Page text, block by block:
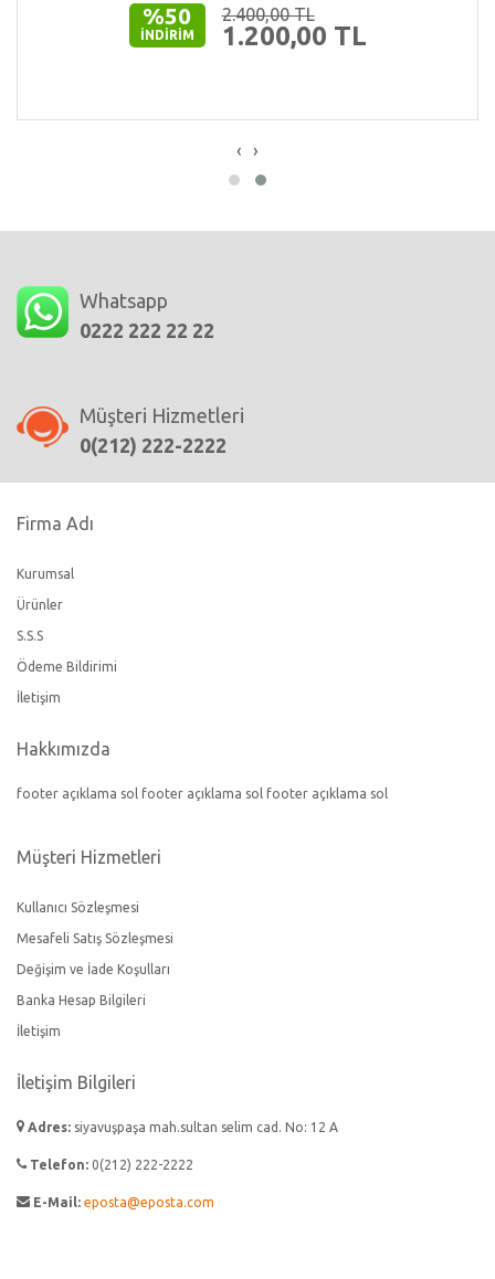
%50
İNDIRIM
2.400,00 TL
1.200,00 TL
‹ ›
Whatsapp
0222 222 22 22
Müşteri Hizmetleri
0(212) 222-2222
Firma Adı
Kurumsal
Ürünler
S.S.S
Ödeme Bildirimi
İletişim
Hakkımızda
footer açıklama sol footer açıklama sol footer açıklama sol
Müşteri Hizmetleri
Kullanıcı Sözleşmesi
Mesafeli Satış Sözleşmesi
Değişim ve İade Koşulları
Banka Hesap Bilgileri
İletişim
İletişim Bilgileri
Adres: siyavuşpaşa mah.sultan selim cad. No: 12 A
Telefon: 0(212) 222-2222
E-Mail: eposta@eposta.com